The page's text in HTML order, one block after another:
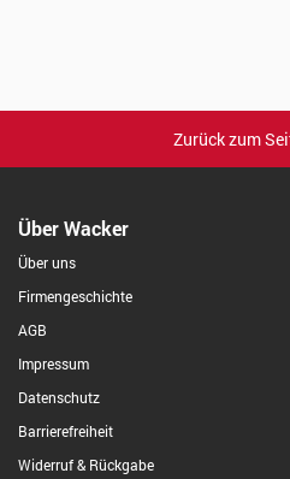
Zurück zum
Über Wacker
Über uns
Firmengeschichte
AGB
Impressum
Datenschutz
Barrierefreiheit
Widerruf & Rückgabe